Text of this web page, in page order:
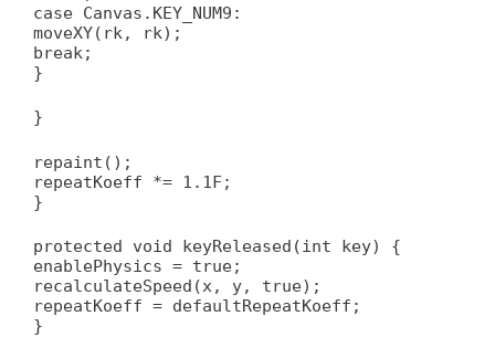
case Canvas.KEY_NUM9:
moveXY(rk, rk);
break;
}
}
repaint();
repeatKoeff *= 1.1F;
}
protected void keyReleased(int key) {
enablePhysics = true;
recalculateSpeed(x, y, true);
repeatKoeff = defaultRepeatKoeff;
}